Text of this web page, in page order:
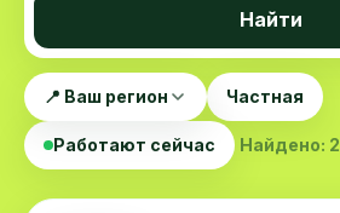
Найти
📍 Ваш регион Частная
Работают сейчас Найдено: 2